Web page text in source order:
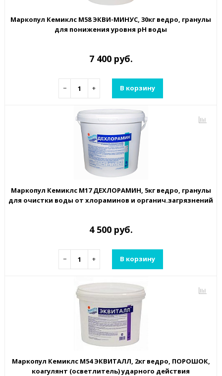
Маркопул Кемиклс М58 ЭКВИ-МИНУС, 30кг ведро, гранулы
для понижения уровня рН воды
7 400 руб.
− + В корзину
Маркопул Кемиклс М17 ДЕХЛОРАМИН, 5кг ведро, гранулы
для очистки воды от хлораминов и органич.загрязнений
4 500 руб.
− + В корзину
Маркопул Кемиклс М54 ЭКВИТАЛЛ, 2кг ведро, ПОРОШОК,
коагулянт (осветлитель) ударного действия